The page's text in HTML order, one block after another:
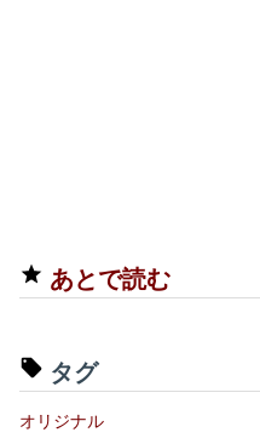
あとで読む
タグ
オリジナル